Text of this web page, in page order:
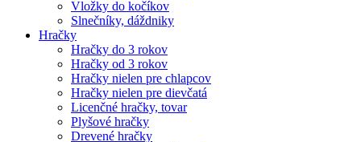
Vložky do kočíkov
Slnečníky, dáždniky
Hračky
Hračky do 3 rokov
Hračky od 3 rokov
Hračky nielen pre chlapcov
Hračky nielen pre dievčatá
Licenčné hračky, tovar
Plyšové hračky
Drevené hračky